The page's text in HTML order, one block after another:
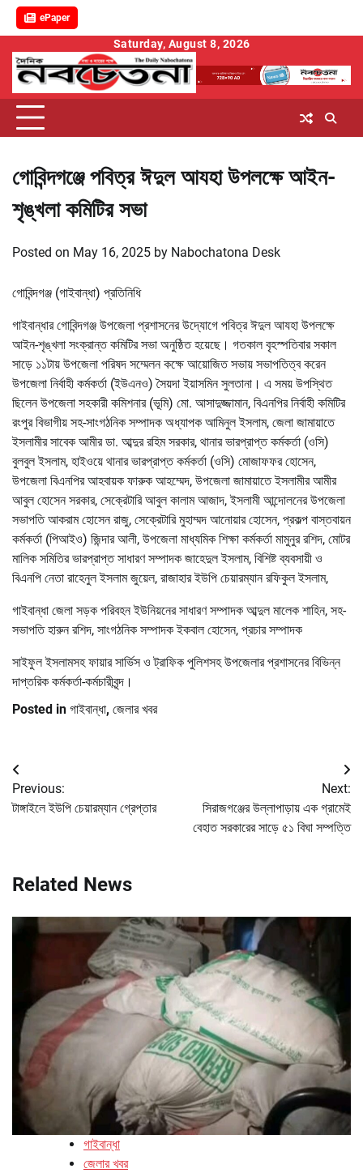
ePaper
content
Saturday, August 8, 2026
গোবিন্দগঞ্জে পবিত্র ঈদুল আযহা উপলক্ষে আইন-
শৃঙ্খলা কমিটির সভা
Posted on May 16, 2025 by Nabochatona Desk
গোবিন্দগঞ্জ (গাইবান্ধা) প্রতিনিধি
গাইবান্ধার গোবিন্দগঞ্জ উপজেলা প্রশাসনের উদ্যোগে পবিত্র ঈদুল আযহা উপলক্ষে
আইন-শৃঙ্খলা সংক্রান্ত কমিটির সভা অনুষ্ঠিত হয়েছে। গতকাল বৃহস্পতিবার সকাল
সাড়ে ১১টায় উপজেলা পরিষদ সম্মেলন কক্ষে আয়োজিত সভায় সভাপতিত্ব করেন
উপজেলা নির্বাহী কর্মকর্তা (ইউএনও) সৈয়দা ইয়াসমিন সুলতানা। এ সময় উপস্থিত
ছিলেন উপজেলা সহকারী কমিশনার (ভূমি) মো. আসাদুজ্জামান, বিএনপির নির্বাহী কমিটির
রংপুর বিভাগীয় সহ-সাংগঠনিক সম্পাদক অধ্যাপক আমিনুল ইসলাম, জেলা জামায়াতে
ইসলামীর সাবেক আমীর ডা. আব্দুর রহিম সরকার, থানার ভারপ্রাপ্ত কর্মকর্তা (ওসি)
বুলবুল ইসলাম, হাইওয়ে থানার ভারপ্রাপ্ত কর্মকর্তা (ওসি) মোজাফফর হোসেন,
উপজেলা বিএনপির আহবায়ক ফারুক আহম্মেদ, উপজেলা জামায়াতে ইসলামীর আমীর
আবুল হোসেন সরকার, সেক্রেটারি আবুল কালাম আজাদ, ইসলামী আন্দোলনের উপজেলা
সভাপতি আকরাম হোসেন রাজু, সেক্রেটারি মুহাম্মদ আনোয়ার হোসেন, প্রকল্প বাস্তবায়ন
কর্মকর্তা (পিআইও) জিন্দার আলী, উপজেলা মাধ্যমিক শিক্ষা কর্মকর্তা মামুনুর রশিদ, মোটর
মালিক সমিতির ভারপ্রাপ্ত সাধারণ সম্পাদক জাহেদুল ইসলাম, বিশিষ্ট ব্যবসায়ী ও
বিএনপি নেতা রাহেনুল ইসলাম জুয়েল, রাজাহার ইউপি চেয়ারম্যান রফিকুল ইসলাম,
গাইবান্ধা জেলা সড়ক পরিবহন ইউনিয়নের সাধারণ সম্পাদক আব্দুল মালেক শাহিন, সহ-
সভাপতি হারুন রশিদ, সাংগঠনিক সম্পাদক ইকবাল হোসেন, প্রচার সম্পাদক
সাইফুল ইসলামসহ ফায়ার সার্ভিস ও ট্রাফিক পুলিশসহ উপজেলার প্রশাসনের বিভিন্ন
দাপ্তরিক কর্মকর্তা-কর্মচারীবৃন্দ।
Posted in গাইবান্ধা, জেলার খবর
Post
navigation
Previous:
টাঙ্গাইলে ইউপি চেয়ারম্যান গ্রেপ্তার
Next:
সিরাজগঞ্জের উল্লাপাড়ায় এক গ্রামেই
বেহাত সরকারের সাড়ে ৫১ বিঘা সম্পত্তি
Related News
গাইবান্ধা
জেলার খবর